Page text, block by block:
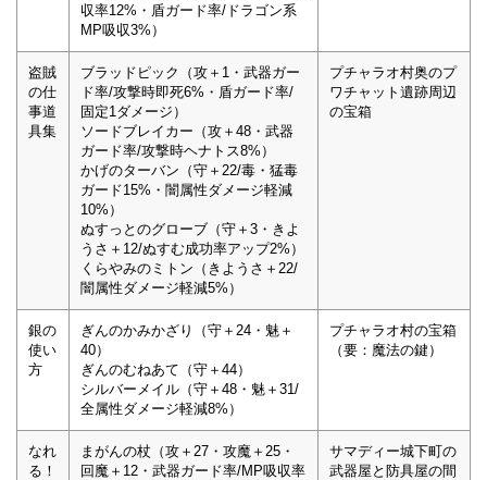
収率12%・盾ガード率/ドラゴン系
MP吸収3%）
盗賊
の仕
事道
具集
ブラッドピック（攻＋1・武器ガー
ド率/攻撃時即死6%・盾ガード率/
固定1ダメージ）
ソードブレイカー（攻＋48・武器
ガード率/攻撃時ヘナトス8%）
かげのターバン（守＋22/毒・猛毒
ガード15%・闇属性ダメージ軽減
10%）
ぬすっとのグローブ（守＋3・きよ
うさ＋12/ぬすむ成功率アップ2%）
くらやみのミトン（きようさ＋22/
闇属性ダメージ軽減5%）
プチャラオ村奥のプ
ワチャット遺跡周辺
の宝箱
銀の
使い
方
ぎんのかみかざり（守＋24・魅＋
40）
ぎんのむねあて（守＋44）
シルバーメイル（守＋48・魅＋31/
全属性ダメージ軽減8%）
プチャラオ村の宝箱
（要：魔法の鍵）
なれ
る！
まがんの杖（攻＋27・攻魔＋25・
回魔＋12・武器ガード率/MP吸収率
サマディー城下町の
武器屋と防具屋の間